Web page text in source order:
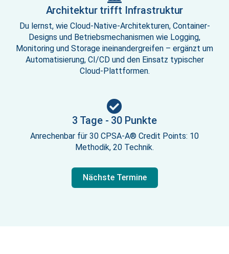
Architektur trifft Infrastruktur
Du lernst, wie Cloud-Native-Architekturen, Container-
Designs und Betriebsmechanismen wie Logging,
Monitoring und Storage ineinandergreifen – ergänzt um
Automatisierung, CI/CD und den Einsatz typischer
Cloud-Plattformen.
3 Tage - 30 Punkte
Anrechenbar für 30 CPSA-A® Credit Points: 10
Methodik, 20 Technik.
Nächste Termine